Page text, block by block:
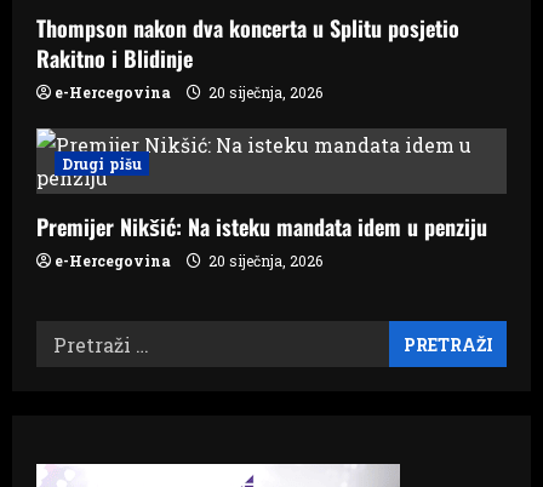
Thompson nakon dva koncerta u Splitu posjetio
Rakitno i Blidinje
e-Hercegovina 20 siječnja, 2026
Drugi pišu
Premijer Nikšić: Na isteku mandata idem u penziju
e-Hercegovina 20 siječnja, 2026
Pretraži: